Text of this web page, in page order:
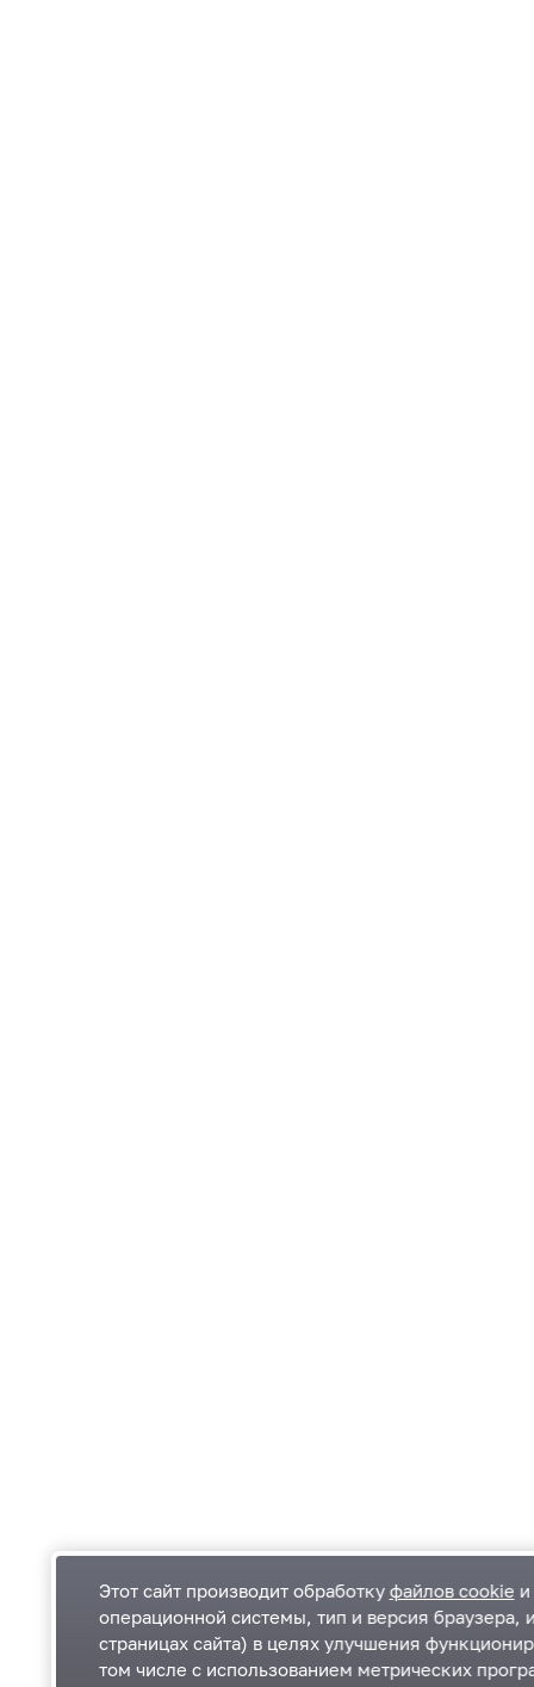
Одинцовский городской округ Московской
области
Этот сайт производит обработку файлов cookie
операционной системы, тип и версия браузера,
страницах сайта) в целях улучшения
том числе с использованием метрических